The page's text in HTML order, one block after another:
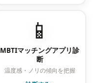
📱
MBTIマッチングアプリ診
断
温度感・ノリの傾向を把握